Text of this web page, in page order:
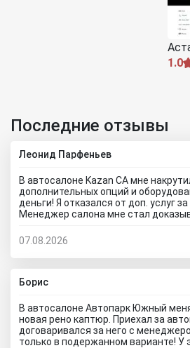
1.0
Последние отзывы
Леонид Парфеньев
В автосалоне Kazan CA мне
дополнительных опций и
деньги! Я отказался от доп. услуг
Менеджер салона мне стал
происходит?! Отчего это
кидалово! Оставил салон без
хотел его приобретать с допами
вам не советую!
07.08.2026
Борис
В автосалоне Автопарк Южный
новая рено каптюр. Приехал за
договаривался за него с
только в подержанном варианте! У